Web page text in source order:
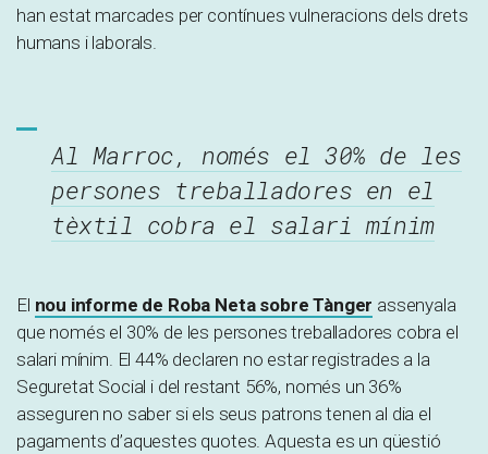
han estat marcades per contínues vulneracions dels drets
humans i laborals.
Al Marroc, només el 30% de les
persones treballadores en el
tèxtil cobra el salari mínim
El nou informe de Roba Neta sobre Tànger assenyala
que només el 30% de les persones treballadores cobra el
salari mínim. El 44% declaren no estar registrades a la
Seguretat Social i del restant 56%, només un 36%
asseguren no saber si els seus patrons tenen al dia el
pagaments d’aquestes quotes. Aquesta es un qüestió